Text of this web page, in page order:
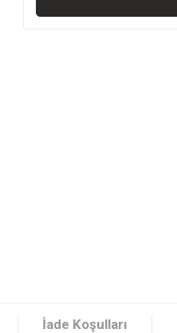
İade Koşulları